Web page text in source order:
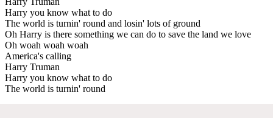
Harry you know what to do
The world is turnin' round and losin' lots of ground
Oh Harry is there something we can do to save the land we love
Oh woah woah woah
America's calling
Harry Truman
Harry you know what to do
The world is turnin' round